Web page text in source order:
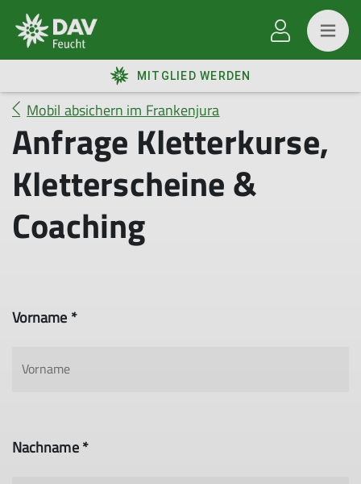
MITGLIED WERDEN
Mobil absichern im Frankenjura
Anfrage Kletterkurse,
Kletterscheine &
Coaching
Vorname *
Nachname *